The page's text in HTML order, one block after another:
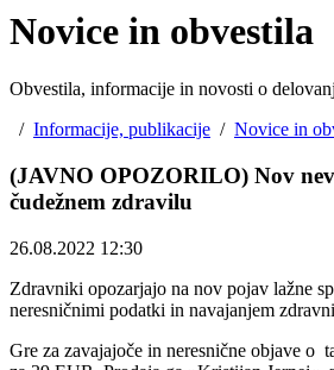
Novice in obvestila
Obvestila, informacije in novosti o
/ Informacije, publikacije / Novice in
(JAVNO OPOZORILO) Nov
čudežnem zdravilu
26.08.2022 12:30
Zdravniki opozarjajo na nov pojav lažne
neresničnimi podatki in navajanjem
Gre za zavajajoče in neresnične objave o